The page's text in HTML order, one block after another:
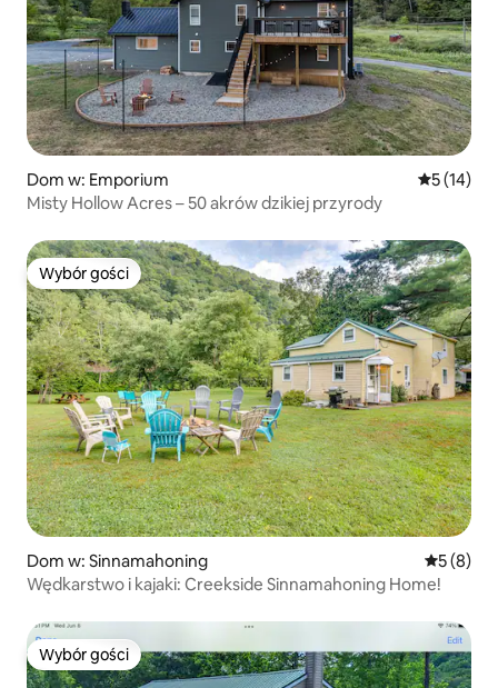
Dom w: Emporium Średnia
5 (14)
Misty Hollow Acres – 50 akrów dzikiej przyrody
Wybór gości
Wybór gości
Dom w: Sinnamahoning Średnia
5 (8)
Wędkarstwo i kajaki: Creekside Sinnamahoning Home!
Wybór gości
Wybór gości